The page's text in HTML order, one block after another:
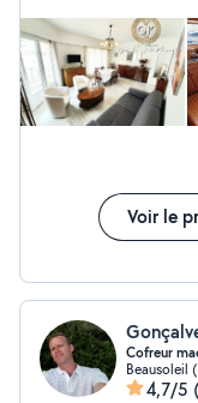
Voir le
Cofreur
Beausoleil
4,7/5